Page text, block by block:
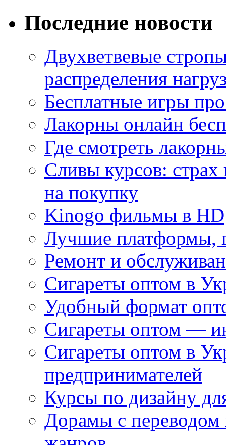
Последние новости
Двухветвевые
распределения
Бесплатные игры
Лакорны онлайн
Где смотреть
Сливы курсов:
на покупку
Kinogo фильмы в HD
Лучшие платформы,
Ремонт и
Сигареты оптом в
Удобный формат
Сигареты оптом —
Сигареты оптом в
предпринимателей
Курсы по дизайну
Дорамы с переводом